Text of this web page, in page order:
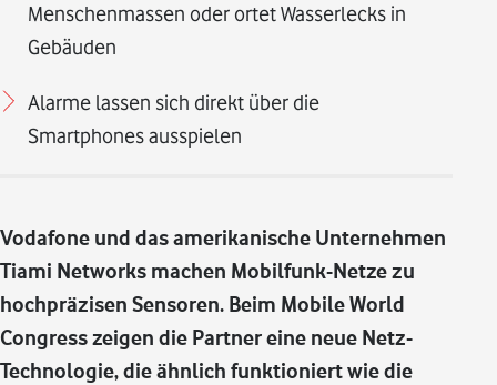
Menschenmassen oder ortet Wasserlecks in
Gebäuden
Alarme lassen sich direkt über die
Smartphones ausspielen
Vodafone und das amerikanische Unternehmen
Tiami Networks machen Mobilfunk-Netze zu
hochpräzisen Sensoren. Beim Mobile World
Congress zeigen die Partner eine neue Netz-
Technologie, die ähnlich funktioniert wie die